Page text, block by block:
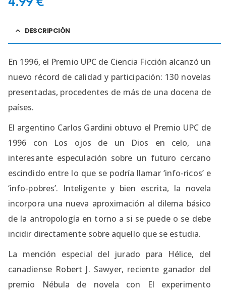
4.99 €
DESCRIPCIÓN
En 1996, el Premio UPC de Ciencia Ficción alcanzó un
nuevo récord de calidad y participación: 130 novelas
presentadas, procedentes de más de una docena de
países.
El argentino Carlos Gardini obtuvo el Premio UPC de
1996 con Los ojos de un Dios en celo, una
interesante especulación sobre un futuro cercano
escindido entre lo que se podría llamar ‘info-ricos’ e
‘info-pobres’. Inteligente y bien escrita, la novela
incorpora una nueva aproximación al dilema básico
de la antropología en torno a si se puede o se debe
incidir directamente sobre aquello que se estudia.
La mención especial del jurado para Hélice, del
canadiense Robert J. Sawyer, reciente ganador del
premio Nébula de novela con El experimento